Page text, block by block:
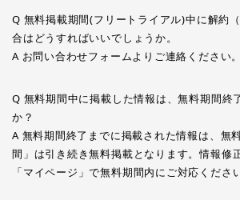
Q 無料掲載期間(フリートライアル)中に解約
合はどうすればいいでしょうか。
A お問い合わせフォームよりご連絡ください。
Q 無料期間中に掲載した情報は、無料期間終
か？
A 無料期間終了までに掲載された情報は、無
間」は引き続き無料掲載となります。情報修
「マイページ」で無料期間内にご対応ください